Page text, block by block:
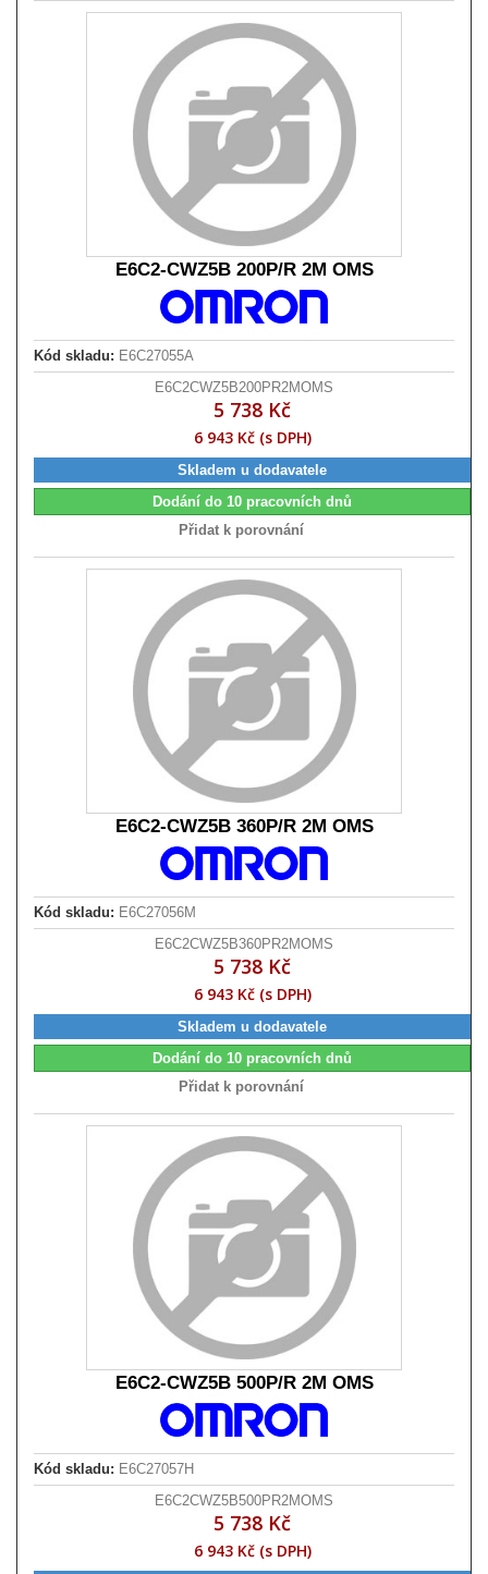
E6C2-CWZ5B 200P/R 2M OMS
Kód skladu: E6C27055A
E6C2CWZ5B200PR2MOMS
5 738 Kč
6 943 Kč (s DPH)
Skladem u dodavatele
Dodání do 10 pracovních dnů
Přidat k porovnání
E6C2-CWZ5B 360P/R 2M OMS
Kód skladu: E6C27056M
E6C2CWZ5B360PR2MOMS
5 738 Kč
6 943 Kč (s DPH)
Skladem u dodavatele
Dodání do 10 pracovních dnů
Přidat k porovnání
E6C2-CWZ5B 500P/R 2M OMS
Kód skladu: E6C27057H
E6C2CWZ5B500PR2MOMS
5 738 Kč
6 943 Kč (s DPH)